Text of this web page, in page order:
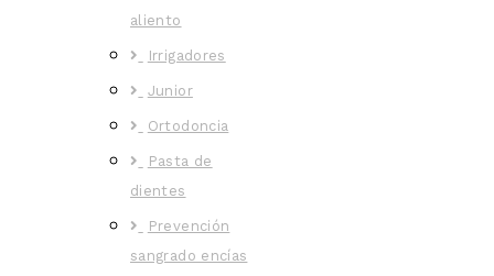
aliento
Irrigadores
Junior
Ortodoncia
Pasta de
dientes
Prevención
sangrado encías